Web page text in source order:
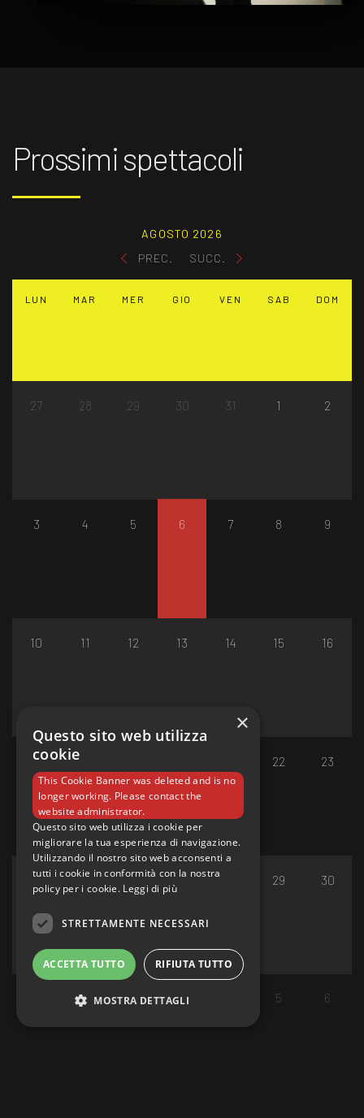
Prossimi spettacoli
PREC.
AGOSTO 2026
SUCC.
LUN MAR MER GIO VEN SAB DOM
27 28 29 30 31 1 2
3 4 5 6 7 8 9
10 11 12 13 14 15 16
17 18 22 23
24 25 26 27 29 30
1 2 3 5 6
×
Questo sito web utilizza
cookie
This Cookie Banner was deleted and is no
longer working. Please contact the
website administrator.
Questo sito web utilizza i cookie per
migliorare la tua esperienza di navigazione.
Utilizzando il nostro sito web acconsenti a
tutti i cookie in conformità con la nostra
policy per i cookie. Leggi di più
STRETTAMENTE NECESSARI
ACCETTA TUTTO RIFIUTA TUTTO
MOSTRA DETTAGLI